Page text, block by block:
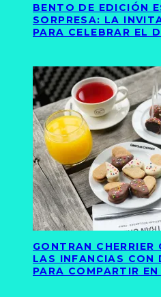
BENTO DE EDICIÓN
SORPRESA: LA
PARA CELEBRAR EL
GONTRAN
LAS INFANCIAS CON
PARA COMPARTIR